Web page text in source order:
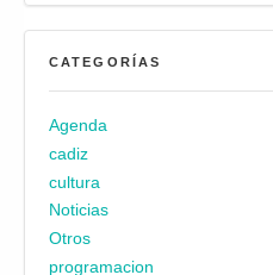
CATEGORÍAS
Agenda
cadiz
cultura
Noticias
Otros
programacion